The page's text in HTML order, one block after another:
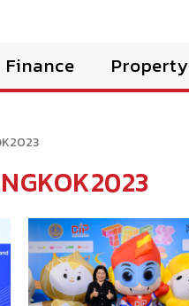
Finance Property